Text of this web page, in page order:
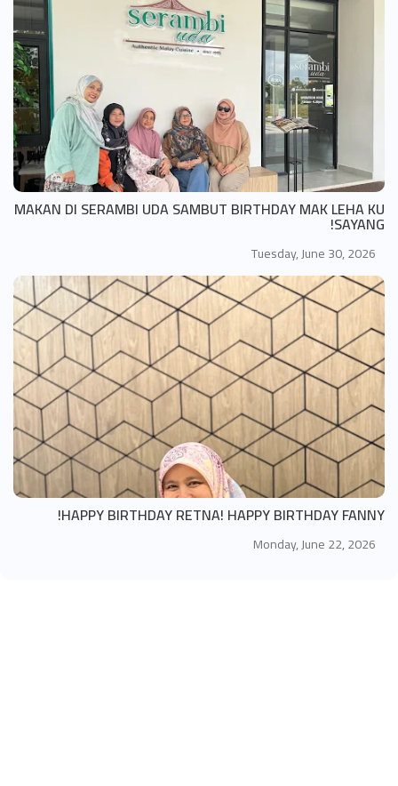
MAKAN DI SERAMBI UDA SAMBUT BIRTHDAY MAK LEHA KU
SAYANG!
Tuesday, June 30, 2026
HAPPY BIRTHDAY RETNA! HAPPY BIRTHDAY FANNY!
Monday, June 22, 2026